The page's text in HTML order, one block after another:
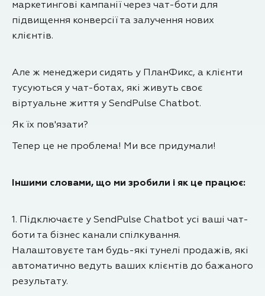
маркетингові кампанії через чат-боти для
підвищення конверсії та залучення нових
клієнтів.
Але ж менеджери сидять у ПланФикс, а клієнти
тусуються у чат-ботах, які живуть своє
віртуальне життя у SendPulse Chatbot.
Як їх пов'язати?
Тепер це не проблема! Ми все придумали!
Іншими словами, що ми зробили і як це працює:
1. Підключаєте у SendPulse Chatbot усі ваші чат-
боти та бізнес канали спілкування.
Налаштовуєте там будь-які тунелі продажів, які
автоматично ведуть ваших клієнтів до бажаного
результату.